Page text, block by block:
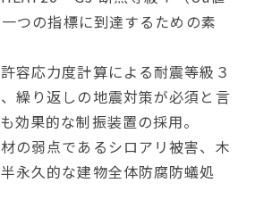
つの指標に到達するための素
容応力度計算による耐震等級３
、繰り返しの地震対策が必須と言
効果的な制振装置の採用。
の弱点であるシロアリ被害、木
永久的な建物全体防腐防蟻処